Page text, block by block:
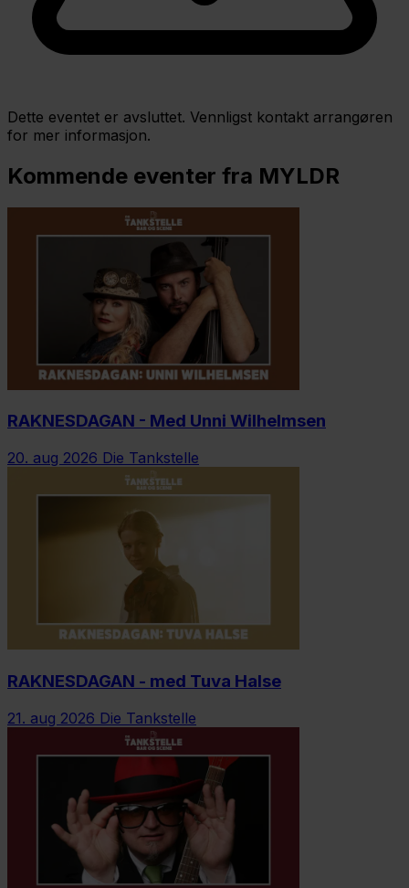
Dette eventet er avsluttet. Vennligst kontakt arrangøren
for mer informasjon.
Kommende eventer fra MYLDR
RAKNESDAGAN - Med Unni Wilhelmsen
20. aug 2026 Die Tankstelle
RAKNESDAGAN - med Tuva Halse
21. aug 2026 Die Tankstelle